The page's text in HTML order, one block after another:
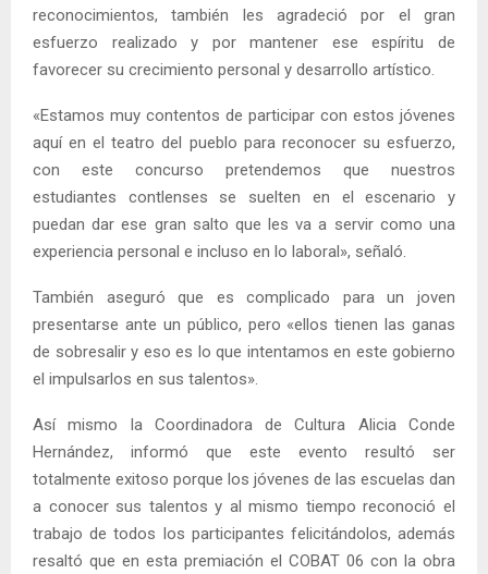
reconocimientos, también les agradeció por el gran
esfuerzo realizado y por mantener ese espíritu de
favorecer su crecimiento personal y desarrollo artístico.
«Estamos muy contentos de participar con estos jóvenes
aquí en el teatro del pueblo para reconocer su esfuerzo,
con este concurso pretendemos que nuestros
estudiantes contlenses se suelten en el escenario y
puedan dar ese gran salto que les va a servir como una
experiencia personal e incluso en lo laboral», señaló.
También aseguró que es complicado para un joven
presentarse ante un público, pero «ellos tienen las ganas
de sobresalir y eso es lo que intentamos en este gobierno
el impulsarlos en sus talentos».
Así mismo la Coordinadora de Cultura Alicia Conde
Hernández, informó que este evento resultó ser
totalmente exitoso porque los jóvenes de las escuelas dan
a conocer sus talentos y al mismo tiempo reconoció el
trabajo de todos los participantes felicitándolos, además
resaltó que en esta premiación el COBAT 06 con la obra